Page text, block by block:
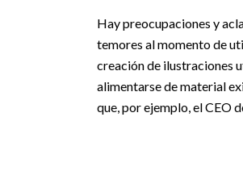
Hay preocupaciones y
temores al momento de
creación de ilustraciones
alimentarse de material
que, por ejemplo, el CEO